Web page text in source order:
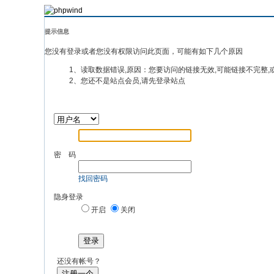
提示信息
您没有登录或者您没有权限访问此页面，可能有如下几个原因
1、读取数据错误,原因：您要访问的链接无效,可能链接不完整,
2、您还不是站点会员,请先登录站点
密 码
找回密码
隐身登录
开启
关闭
登录
还没有帐号？